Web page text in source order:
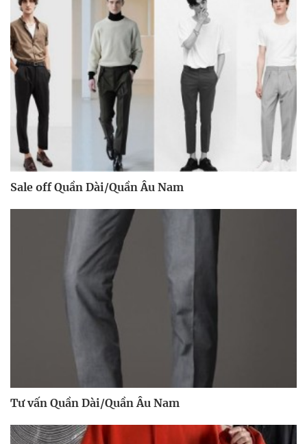
Sale off Quần Dài/Quần Âu Nam
Tư vấn Quần Dài/Quần Âu Nam